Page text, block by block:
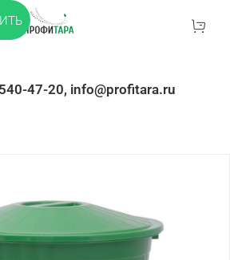
Тел.: (495) 540-47-20, info@profitara.ru